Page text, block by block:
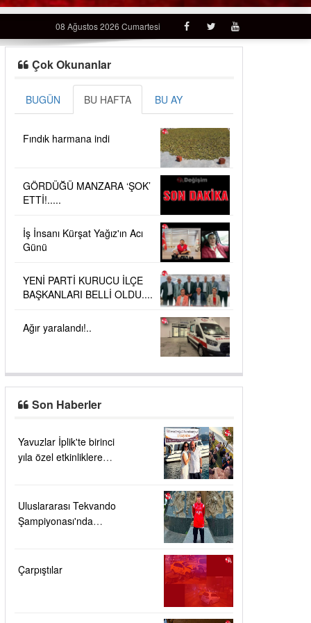
08 Ağustos 2026 Cumartesi
Çok Okunanlar
BUGÜN BU HAFTA BU AY
Fındık harmana indi
GÖRDÜĞÜ MANZARA ‘ŞOK’
ETTİ!.....
İş İnsanı Kürşat Yağız'ın Acı
Günü
YENİ PARTİ KURUCU İLÇE
BAŞKANLARI BELLİ OLDU....
Ağır yaralandı!..
Son Haberler
Yavuzlar İplik'te birinci
yıla özel etkinliklere
Uluslararası Tekvando
Şampiyonası'nda
Çarpıştılar